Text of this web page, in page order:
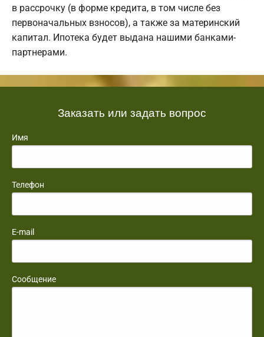
в рассрочку (в форме кредита, в том числе без
первоначальных взносов), а также за материнский
капитал. Ипотека будет выдана нашими банками-
партнерами.
Заказать или задать вопрос
Имя
Телефон
E-mail
Сообщение